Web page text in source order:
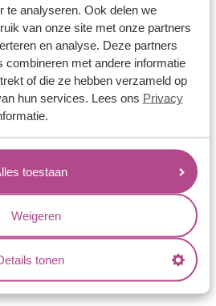
te analyseren. Ook delen we
van onze site met onze partners
en analyse. Deze partners
combineren met andere informatie
of die ze hebben verzameld op
hun services. Lees ons Privacy
toestaan
Weigeren
tonen